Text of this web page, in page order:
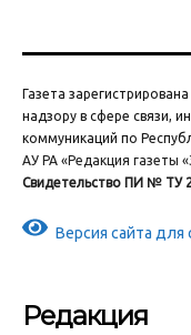
Газета
надзору в сфере связи,
коммуникаций по
АУ РА «Редакция газеты
Свидетельство ПИ № ТУ
Версия сайта для
Редакция